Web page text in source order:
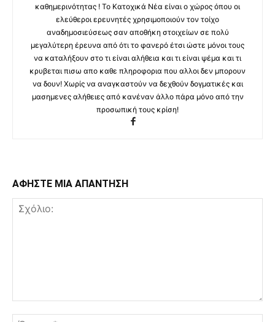
καθημερινότητας ! Το Κατοχικά Νέα είναι ο χώρος όπου οι
ελεύθεροι ερευνητές χρησιμοποιούν τον τοίχο
αναδημοσιεύσεως σαν αποθήκη στοιχείων σε πολύ
μεγαλύτερη έρευνα από ότι το φανερό έτσι ώστε μόνοι τους
να καταλήξουν στο τι είναι αλήθεια και τι είναι ψέμα και τι
κρυβεται πισω απο καθε πληροφορια που αλλοι δεν μπορουν
να δουν! Χωρίς να αναγκαστούν να δεχθούν δογματικές και
μασημενες αλήθειες από κανέναν άλλο πάρα μόνο από την
προσωπική τους κρίση!
ΑΦΗΣΤΕ ΜΙΑ ΑΠΑΝΤΗΣΗ